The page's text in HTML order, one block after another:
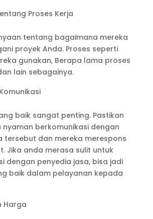
Proses Kerja
tentang bagaimana mereka
proyek Anda. Proses seperti
gunakan, Berapa lama proses
lain sebagainya.
baik sangat penting. Pastikan
nyaman berkomunikasi dengan
tersebut dan mereka merespons
Jika anda merasa sulit untuk
dengan penyedia jasa, bisa jadi
baik dalam pelayanan kepada
Harga